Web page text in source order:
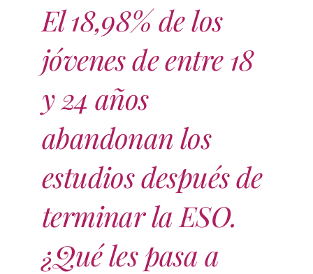
El 18,98% de los
jóvenes de entre 18
y 24 años
abandonan los
estudios después de
terminar la ESO.
¿Qué les pasa a